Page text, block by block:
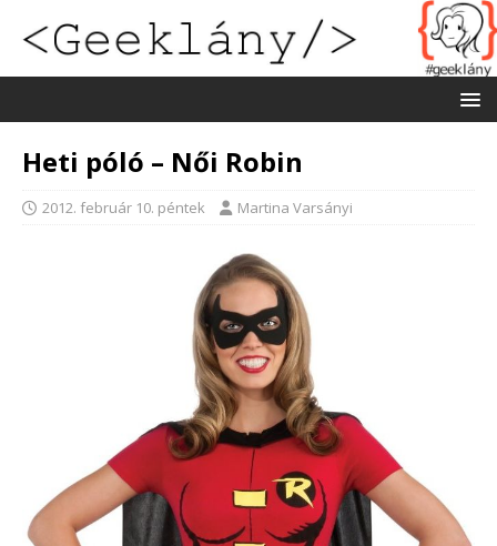
Heti póló – Női Robin
2012. február 10. péntek Martina Varsányi